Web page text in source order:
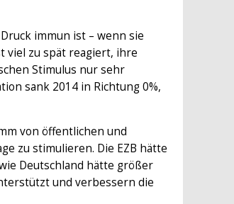
immun ist – wenn sie
viel zu spät reagiert, ihre
Stimulus nur sehr
sank 2014 in Richtung 0%,
von öffentlichen und
zu stimulieren. Die EZB hätte
Deutschland hätte größer
und verbessern die